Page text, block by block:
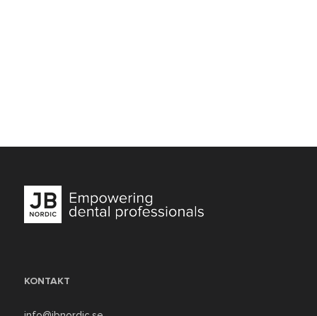
KONTAKT